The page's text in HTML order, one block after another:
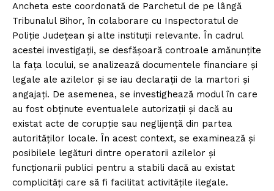
Ancheta este coordonată de Parchetul de pe lângă
Tribunalul Bihor, în colaborare cu Inspectoratul de
Poliție Județean și alte instituții relevante. În cadrul
acestei investigații, se desfășoară controale amănunțite
la fața locului, se analizează documentele financiare și
legale ale azilelor și se iau declarații de la martori și
angajați. De asemenea, se investighează modul în care
au fost obținute eventualele autorizații și dacă au
existat acte de corupție sau neglijență din partea
autorităților locale. În acest context, se examinează și
posibilele legături dintre operatorii azilelor și
funcționarii publici pentru a stabili dacă au existat
complicități care să fi facilitat activitățile ilegale.